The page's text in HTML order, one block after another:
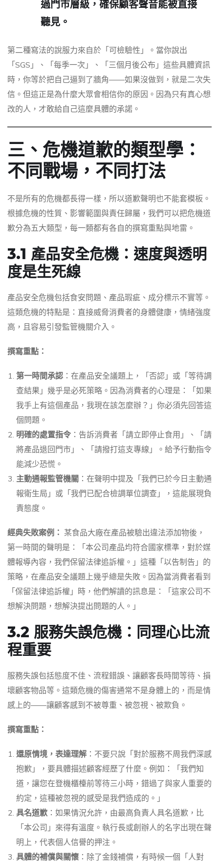
過門市層級，確保顧客聲音能被直接
聽見。
第二種寫法的說服力來自於「可檢驗性」。當你說出
「SGS」、「每季一次」、「三個月後公布」這些具體資訊
時，你等於把自己逼到了牆角——如果沒做到，就是二次失
信。但這正是為什麼大眾會相信你的原因。因為只有真心想
改的人，才敢給自己這麼具體的承諾。
三、危機道歉的類型學：
不同戰場，不同打法
不是所有的危機都長得一樣，所以道歉聲明也不能套模板。
根據危機的性質、影響範圍與責任歸屬，我們可以把危機道
歉分為五大類型，每一類都有各自的撰寫重點與地雷。
3.1 產品安全危機：速度與透明
度是生死線
產品安全危機包括食安問題、產品瑕疵、成分標示不實等。
這類危機的特點是：直接威脅消費者的身體健康，情緒強度
高，且容易引發監管機關介入。
撰寫重點：
第一時間承認 ：在產品安全議題上，「否認」或「等待調
查結果」幾乎是必死策略。因為消費者的心理是：「如果
我手上有這個產品，我現在該怎麼辦？」你必須先回答這
個問題。
明確的處置指令 ：告訴消費者「請立即停止食用」、「請
將產品退回門市」、「請撥打這支專線」。給予行動指令
能減少恐慌。
主動通報監管機關 ：在聲明中提及「我們已於今日主動通
報衛生局」或「我們已配合檢調單位調查」，這能展現負
責態度。
經典失敗案例： 某食品大廠在產品被驗出違法添加物後，
第一時間的聲明是：「本公司產品均符合國家標準，對於媒
體報導內容，我們保留法律追訴權。」這種「以告制告」的
策略，在產品安全議題上幾乎總是失敗。因為當消費者看到
「保留法律追訴權」時，他們解讀的訊息是：「這家公司不
想解決問題，想解決提出問題的人。」
3.2 服務失誤危機：同理心比流
程重要
服務失誤包括態度不佳、流程錯誤、讓顧客長時間等待、損
壞顧客物品等。這類危機的傷害通常不是身體上的，而是情
感上的——讓顧客感到不被尊重、被忽視、被欺負。
撰寫重點：
還原情境，表達理解 ：不要只說「對於服務不周我們深感
抱歉」，要具體描述顧客經歷了什麼。例如：「我們知
道，讓您在登機櫃檯前等待三小時，錯過了與家人重要的
約定，這種被忽視的感受是我們造成的。」
具名道歉 ：如果情況允許，由最高負責人具名道歉，比
「本公司」來得有溫度。執行長或創辦人的名字出現在聲
明上，代表個人信譽的押注。
具體的補償與關懷 ：除了金錢補償，有時候一個「人對